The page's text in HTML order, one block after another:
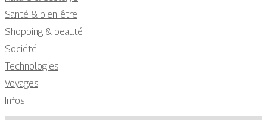
Santé & bien-être
Shopping & beauté
Société
Technologies
Voyages
Infos